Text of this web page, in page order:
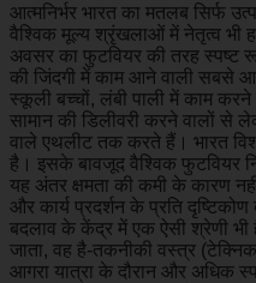
आत्मनिर्भर भारत का मतलब सिर्फ
वैश्विक मूल्य श्रृंखलाओं में नेतृत्व भी
अवसर का फुटवियर की तरह स्पष्ट
की जिंदगी में काम आने वाली सबसे
स्कूली बच्चों, लंबी पाली में काम करने
सामान की डिलीवरी करने वालों से
वाले एथलीट तक करते हैं। भारत
है। इसके बावजूद वैश्विक फुटवियर
यह अंतर क्षमता की कमी के कारण
और कार्य प्रदर्शन के प्रति
बदलाव के केंद्र में एक ऐसी श्रेणी भी
जाता, वह है-तकनीकी वस्त्र
आगरा यात्रा के दौरान और अधिक